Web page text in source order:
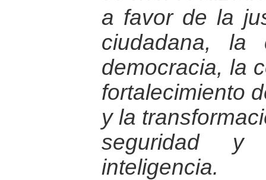
a favor de la
ciudadana, la
democracia, la
fortalecimiento
y la
seguridad
inteligencia.